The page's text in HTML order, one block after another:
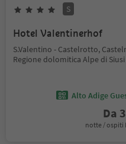
S
Hotel Valentinerhof
S.Valentino - Castelrotto,
Regione dolomitica Alpe di Siusi
Alto Adige
Da
notte / ospiti